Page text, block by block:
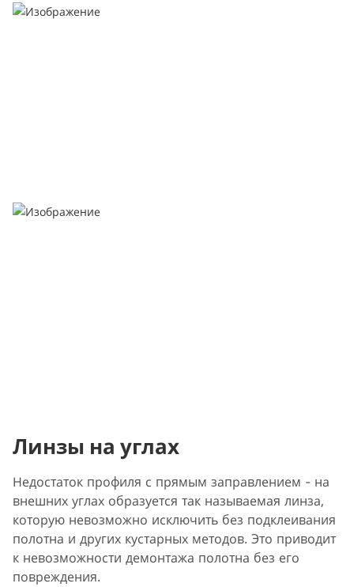
Линзы на углах
Недостаток профиля с прямым заправлением - на
внешних углах образуется так называемая линза,
которую невозможно исключить без подклеивания
полотна и других кустарных методов. Это приводит
к невозможности демонтажа полотна без его
повреждения.